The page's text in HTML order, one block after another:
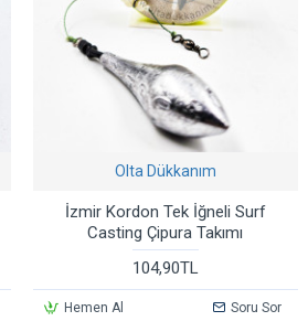
Olta Dükkanım
İzmir Kordon Tek İğneli Surf
Casting Çipura Takımı
104,90TL
Hemen Al Soru Sor